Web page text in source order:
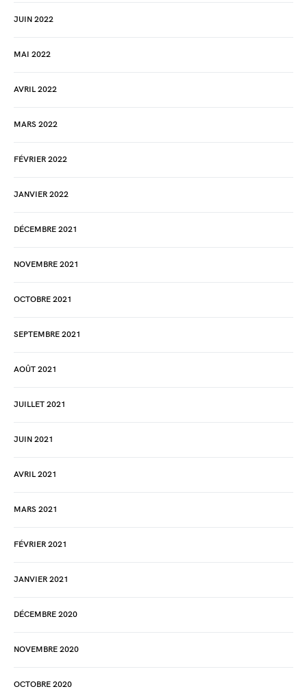
JUIN 2022
MAI 2022
AVRIL 2022
MARS 2022
FÉVRIER 2022
JANVIER 2022
DÉCEMBRE 2021
NOVEMBRE 2021
OCTOBRE 2021
SEPTEMBRE 2021
AOÛT 2021
JUILLET 2021
JUIN 2021
AVRIL 2021
MARS 2021
FÉVRIER 2021
JANVIER 2021
DÉCEMBRE 2020
NOVEMBRE 2020
OCTOBRE 2020